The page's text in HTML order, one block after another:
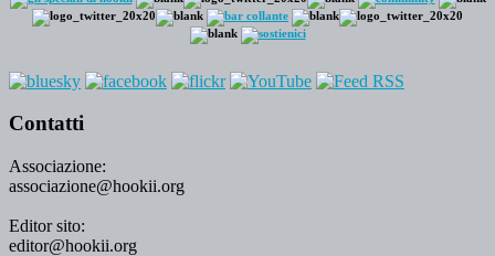
Contatti
Associazione:
associazione@hookii.org
Editor sito:
editor@hookii.org